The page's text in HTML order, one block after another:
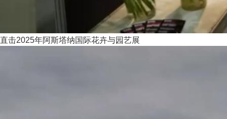
直击2025年阿斯塔纳国际花卉与园艺展